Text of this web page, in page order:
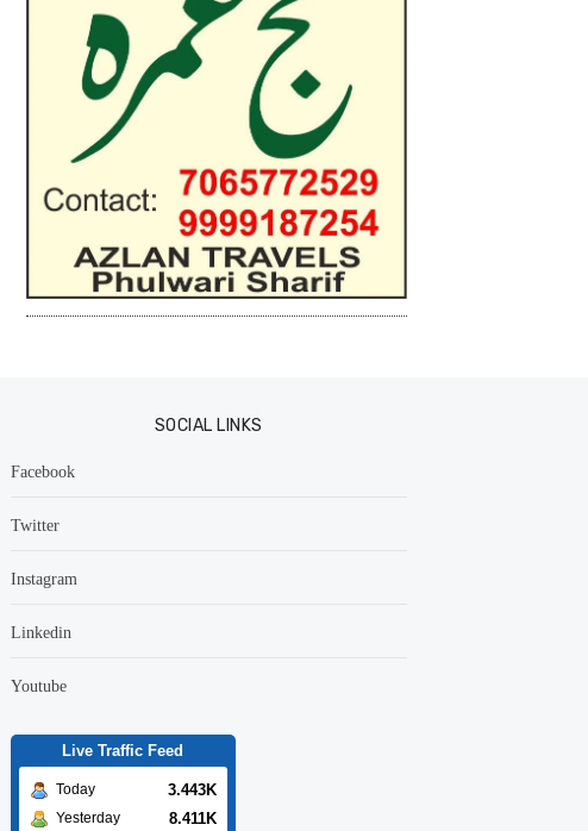
SOCIAL LINKS
Facebook
Twitter
Instagram
Linkedin
Youtube
Live Traffic Feed
Today 3.443K
Yesterday 8.411K